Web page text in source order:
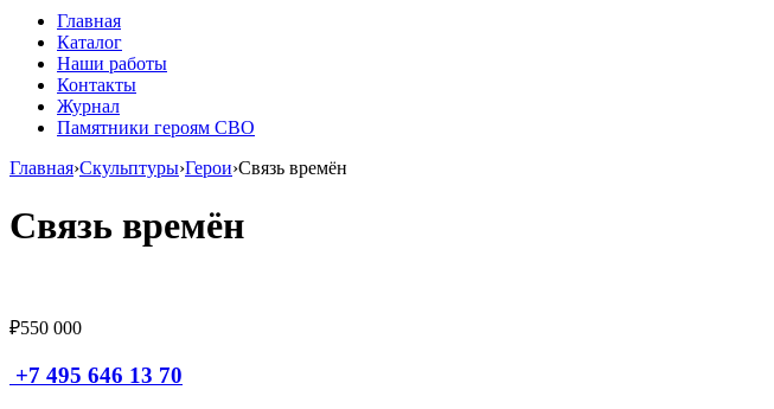
Главная
Каталог
Наши работы
Контакты
Журнал
Памятники героям СВО
Главная›Скульптуры›Герои›Связь времён
Связь времён
₽550 000
+7 495 646 13 70